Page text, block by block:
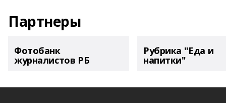
Партнеры
Фотобанк
журналистов РБ
Рубрика "Еда и
напитки"